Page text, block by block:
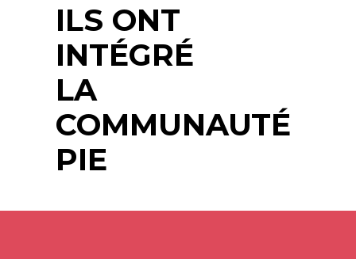
ILS ONT
INTÉGRÉ
LA
COMMUNAUTÉ
PIE